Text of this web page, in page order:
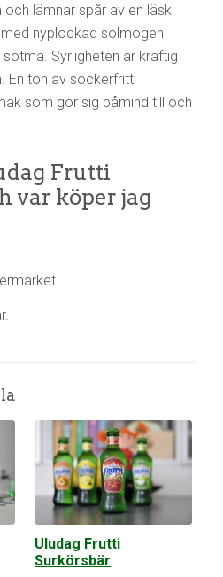
och lämnar spår av en läsk
nyplockad solmogen
Syrligheten är kraftig
En ton av sockerfritt
som gör sig påmind till och
Frutti
var köper jag
Uludag Frutti
Surkörsbär